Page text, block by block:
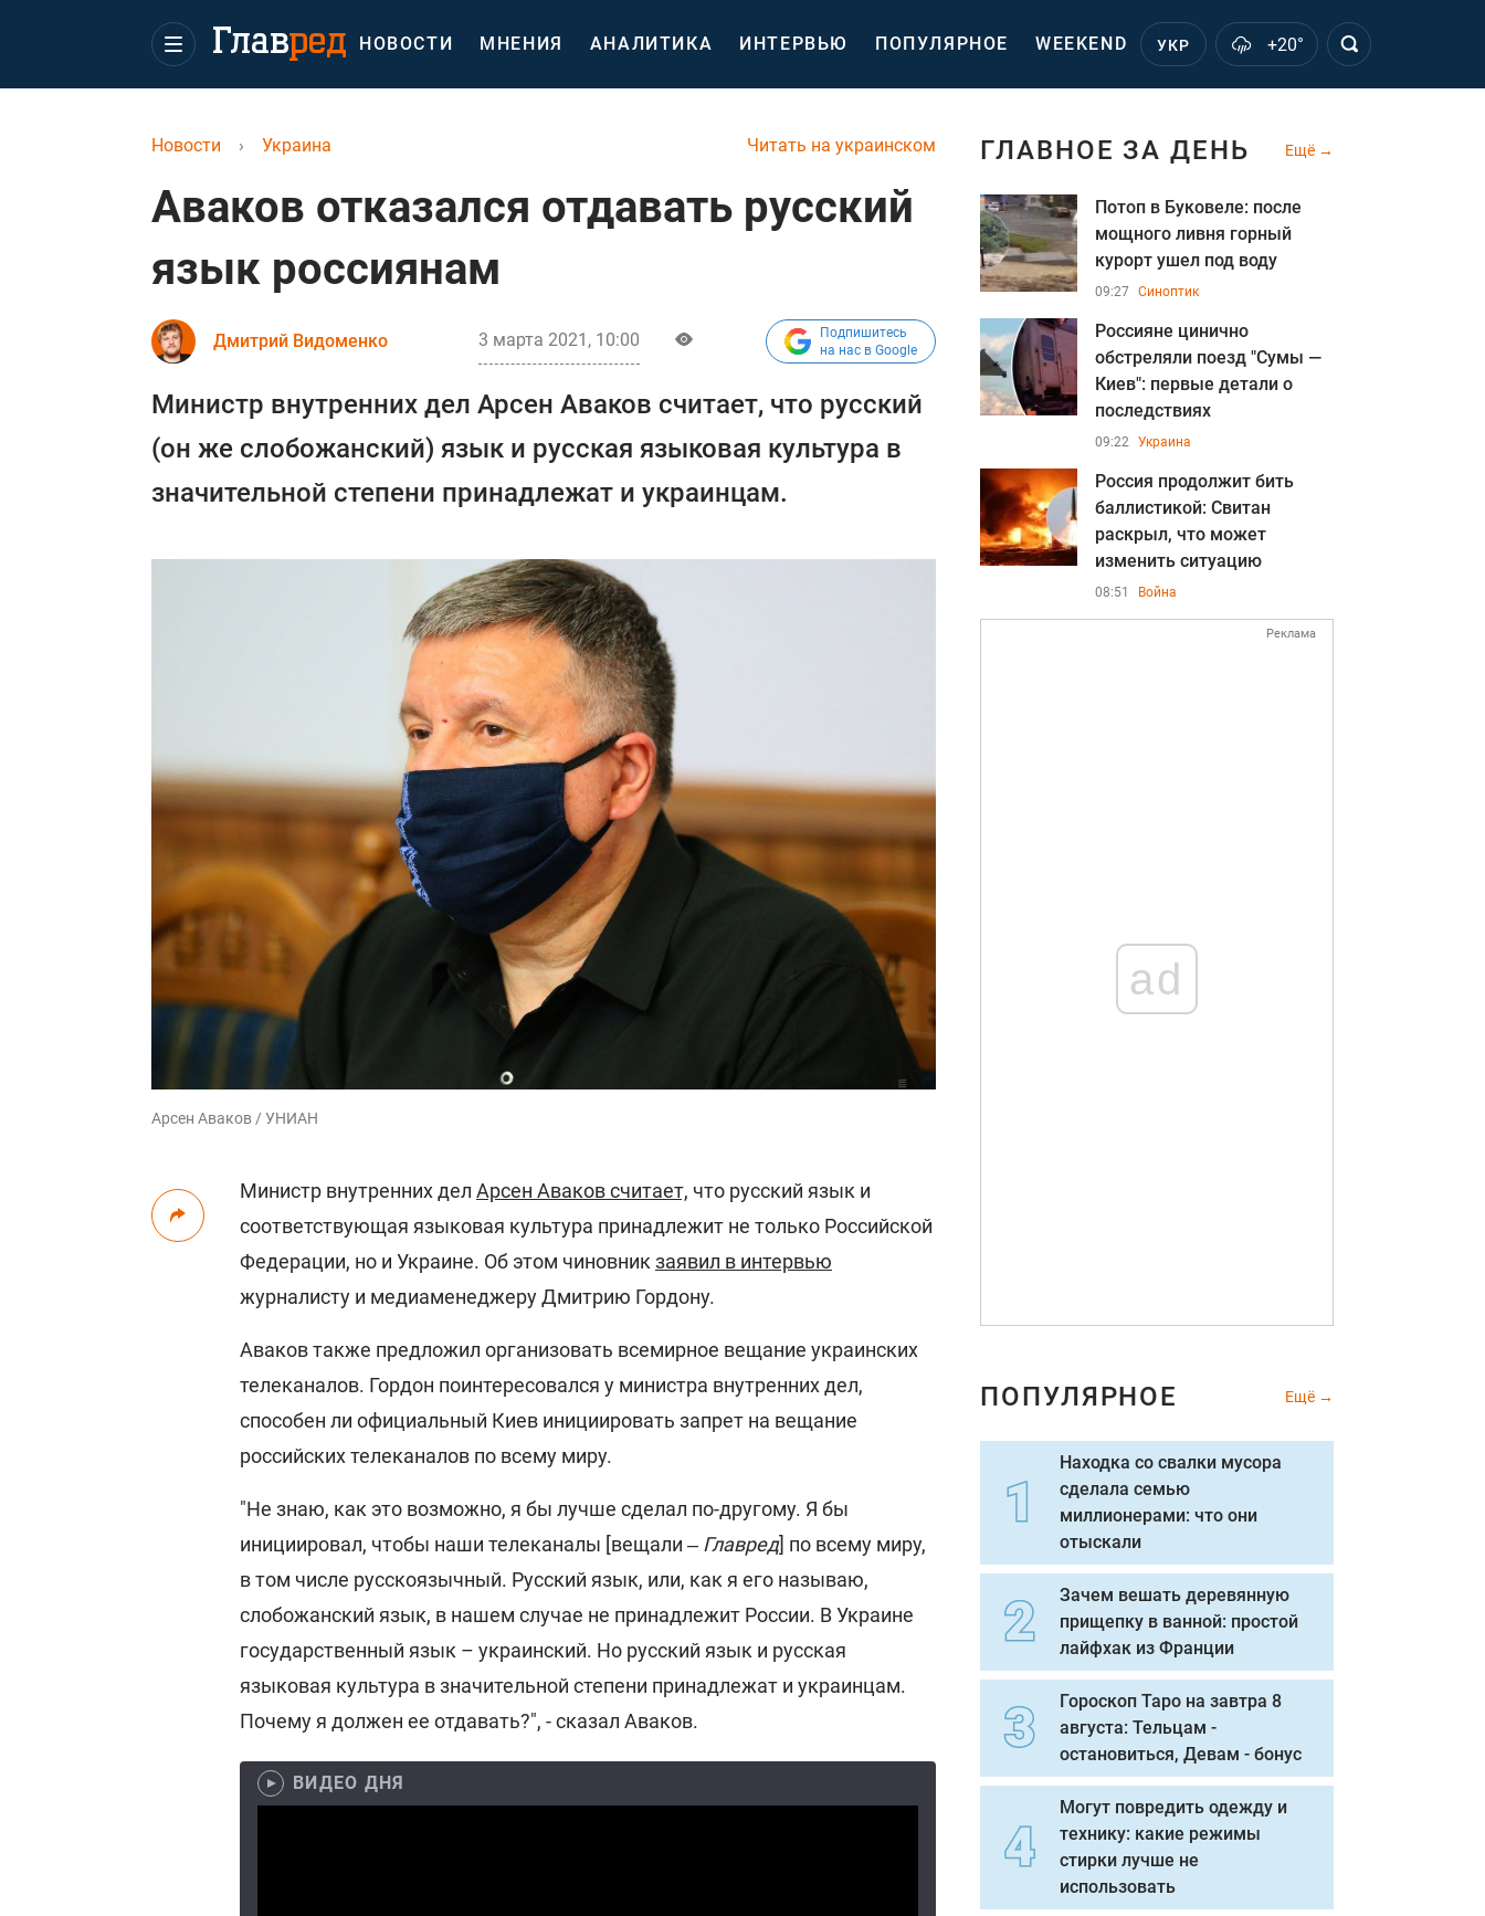
НОВОСТИ МНЕНИЯ АНАЛИТИКА ИНТЕРВЬЮ ПОПУЛЯРНОЕ WEEKEND УКР +20°
Читать на украинском
Новости › Украина
Аваков отказался отдавать русский
язык россиянам
Дмитрий Видоменко 3 марта 2021, 10:00
Подпишитесь
на нас в Google
Министр внутренних дел Арсен Аваков считает, что русский
(он же слобожанский) язык и русская языковая культура в
значительной степени принадлежат и украинцам.
Арсен Аваков / УНИАН
Министр внутренних дел Арсен Аваков считает, что русский язык и
соответствующая языковая культура принадлежит не только Российской
Федерации, но и Украине. Об этом чиновник заявил в интервью
журналисту и медиаменеджеру Дмитрию Гордону.
Аваков также предложил организовать всемирное вещание украинских
телеканалов. Гордон поинтересовался у министра внутренних дел,
способен ли официальный Киев инициировать запрет на вещание
российских телеканалов по всему миру.
"Не знаю, как это возможно, я бы лучше сделал по-другому. Я бы
инициировал, чтобы наши телеканалы [вещали ‒ Главред] по всему миру,
в том числе русскоязычный. Русский язык, или, как я его называю,
слобожанский язык, в нашем случае не принадлежит России. В Украине
государственный язык – украинский. Но русский язык и русская
языковая культура в значительной степени принадлежат и украинцам.
Почему я должен ее отдавать?", - сказал Аваков.
ВИДЕО ДНЯ
ГЛАВНОЕ ЗА ДЕНЬ Ещё
Потоп в Буковеле: после
мощного ливня горный
курорт ушел под воду
09:27 Синоптик
Россияне цинично
обстреляли поезд "Сумы —
Киев": первые детали о
последствиях
09:22 Украина
Россия продолжит бить
баллистикой: Свитан
раскрыл, что может
изменить ситуацию
08:51 Война
Реклама
ad
ПОПУЛЯРНОЕ Ещё
Находка со свалки мусора
сделала семью
миллионерами: что они
отыскали
Зачем вешать деревянную
прищепку в ванной: простой
лайфхак из Франции
Гороскоп Таро на завтра 8
августа: Тельцам -
остановиться, Девам - бонус
Могут повредить одежду и
технику: какие режимы
стирки лучше не
использовать